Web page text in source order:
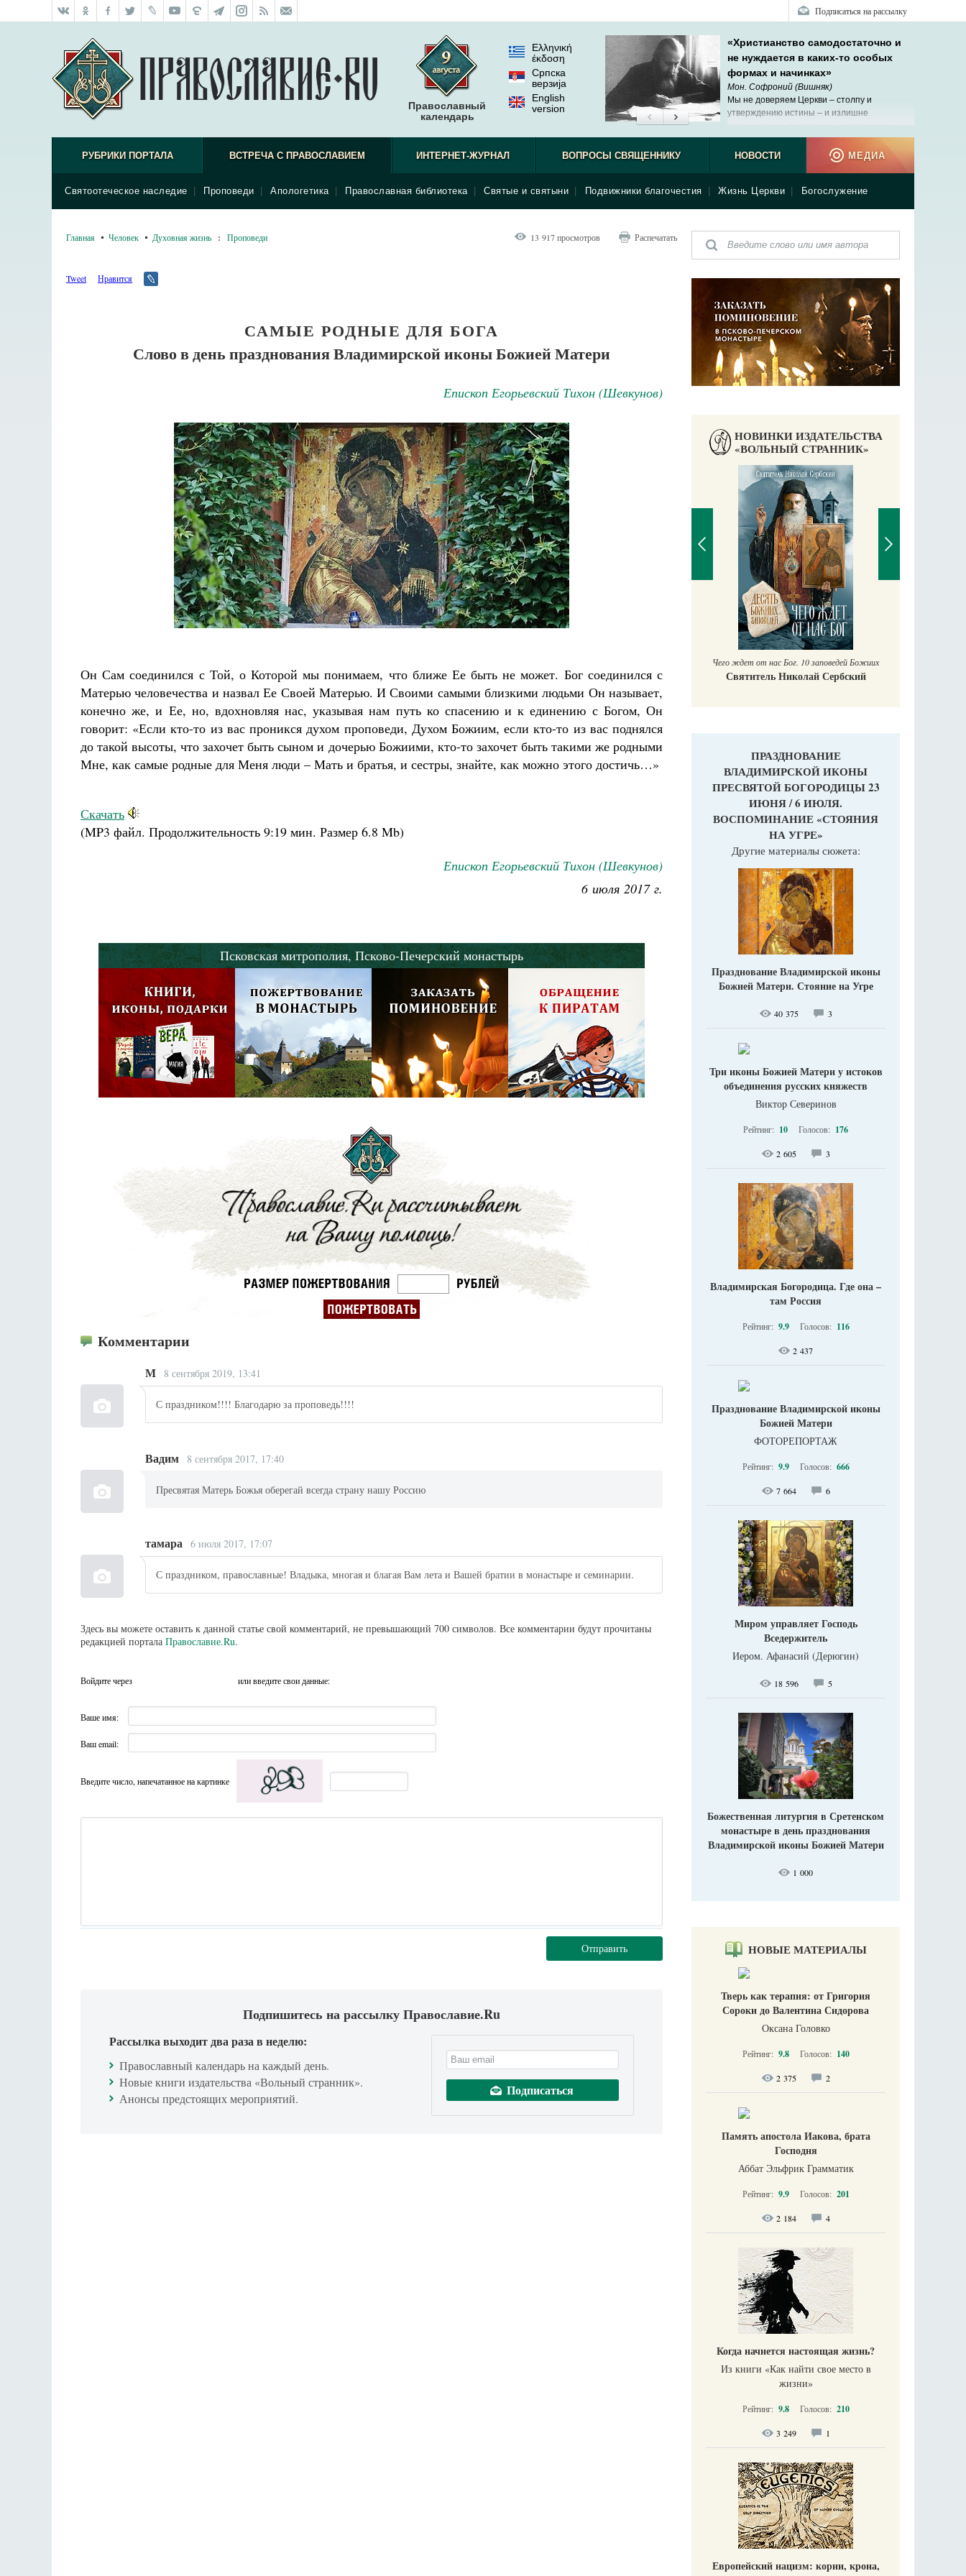
Подписаться на рассылку
Православный
календарь
Ελληνική
έκδοση
Српска
верзиjа
English
version
«Христианство самодостаточно и
не нуждается в каких-то особых
формах и начинках»
Мон. Софроний (Вишняк)
Мы не доверяем Церкви – столпу и
утверждению истины – и излишне
возможности познания.
РУБРИКИ ПОРТАЛА ВСТРЕЧА С ПРАВОСЛАВИЕМ
Святоотеческое наследие Проповеди Апологетика Православная библиотека Святые и святыни Подвижники благочестия Жизнь Церкви Богослужение
ИНТЕРНЕТ-ЖУРНАЛ ВОПРОСЫ СВЯЩЕННИКУ НОВОСТИ МЕДИА
Главная Человек Духовная жизнь : Проповеди 13 917 просмотров Распечатать
Tweet Нравится
САМЫЕ РОДНЫЕ ДЛЯ БОГА
Слово в день празднования Владимирской иконы Божией Матери
Епископ Егорьевский Тихон (Шевкунов)
Он Сам соединился с Той, о Которой мы понимаем, что ближе Ее быть не может. Бог соединился с
Матерью человечества и назвал Ее Своей Матерью. И Своими самыми близкими людьми Он называет,
конечно же, и Ее, но, вдохновляя нас, указывая нам путь ко спасению и к единению с Богом, Он
говорит: «Если кто-то из вас проникся духом проповеди, Духом Божиим, если кто-то из вас поднялся
до такой высоты, что захочет быть сыном и дочерью Божиими, кто-то захочет быть такими же родными
Мне, как самые родные для Меня люди – Мать и братья, и сестры, знайте, как можно этого достичь…»
Скачать
(MP3 файл. Продолжительность 9:19 мин. Размер 6.8 Mb)
Епископ Егорьевский Тихон (Шевкунов)
6 июля 2017 г.
Псковская митрополия, Псково-Печерский монастырь
Комментарии
М 8 сентября 2019, 13:41
С праздником!!!! Благодарю за проповедь!!!!
Вадим 8 сентября 2017, 17:40
Пресвятая Матерь Божья оберегай всегда страну нашу Россию
тамара 6 июля 2017, 17:07
С праздником, православные! Владыка, многая и благая Вам лета и Вашей братии в монастыре и семинарии.
Здесь вы можете оставить к данной статье свой комментарий, не превышающий 700 символов. Все комментарии будут прочитаны
редакцией портала Православие.Ru.
Войдите через или введите свои данные:
Ваше имя:
Ваш email:
Введите число, напечатанное на картинке
Отправить
Подпишитесь на рассылку Православие.Ru
Рассылка выходит два раза в неделю:
Православный календарь на каждый день.
Новые книги издательства «Вольный странник».
Анонсы предстоящих мероприятий.
НОВИНКИ ИЗДАТЕЛЬСТВА
«ВОЛЬНЫЙ СТРАННИК»
Кирилл Мурышев
Чего ждет от нас Бог. 10 заповедей Божиих
Святитель Николай Сербский
ПРАЗДНОВАНИЕ
ВЛАДИМИРСКОЙ ИКОНЫ
ПРЕСВЯТОЙ БОГОРОДИЦЫ 23
ИЮНЯ / 6 ИЮЛЯ.
ВОСПОМИНАНИЕ «СТОЯНИЯ
НА УГРЕ»
Другие материалы сюжета:
Празднование Владимирской иконы
Божией Матери. Стояние на Угре
40 375 3
Три иконы Божией Матери у истоков
объединения русских княжеств
Виктор Северинов
Рейтинг: 10 Голосов: 176
2 605 3
Владимирская Богородица. Где она –
там Россия
Рейтинг: 9.9 Голосов: 116
2 437
Празднование Владимирской иконы
Божией Матери
ФОТОРЕПОРТАЖ
Рейтинг: 9.9 Голосов: 666
7 664 6
Миром управляет Господь
Вседержитель
Иером. Афанасий (Дерюгин)
18 596 5
Божественная литургия в Сретенском
монастыре в день празднования
Владимирской иконы Божией Матери
1 000
НОВЫЕ МАТЕРИАЛЫ
Тверь как терапия: от Григория
Сороки до Валентина Сидорова
Оксана Головко
Рейтинг: 9.8 Голосов: 140
2 375 2
Память апостола Иакова, брата
Господня
Аббат Эльфрик Грамматик
Рейтинг: 9.9 Голосов: 201
2 184 4
Когда начнется настоящая жизнь?
Из книги «Как найти свое место в
жизни​»
Рейтинг: 9.8 Голосов: 210
3 249 1
Европейский нацизм: корни, крона,